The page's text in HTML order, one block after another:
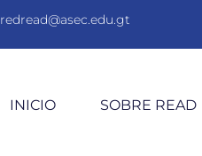
redread@asec.edu.gt
INICIO SOBRE READ